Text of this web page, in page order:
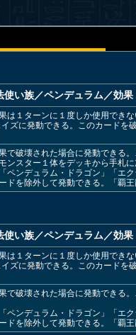
使い族／ペンデュラム／効果
は１ターンに１度しか使用できな
ズに発動できる。このカードを
破壊された場合に発動できる
スター１体をデッキから手札に
ンデュラム・ドラゴン」「エ
ドを除外して発動できる。「覇
使い族／ペンデュラム／効果
は１ターンに１度しか使用できな
ズに発動できる。このカードを
破壊された場合に発動できる
ンデュラム・ドラゴン」「エ
ドを除外して発動できる。「覇